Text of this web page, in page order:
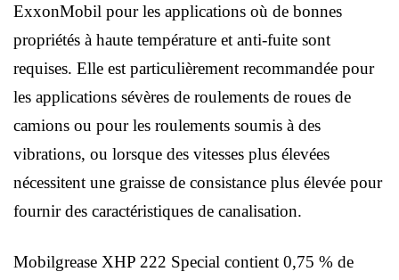
ExxonMobil pour les applications où de bonnes
propriétés à haute température et anti-fuite sont
requises. Elle est particulièrement recommandée pour
les applications sévères de roulements de roues de
camions ou pour les roulements soumis à des
vibrations, ou lorsque des vitesses plus élevées
nécessitent une graisse de consistance plus élevée pour
fournir des caractéristiques de canalisation.
Mobilgrease XHP 222 Special contient 0,75 % de